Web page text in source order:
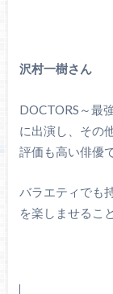
沢村一樹さん
DOCTORS～最
に出演し、その
評価も高い俳優
バラエティでも
を楽しませるこ